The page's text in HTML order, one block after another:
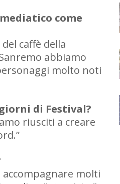
come
caffè della
abbiamo
molto noti
di Festival?
riusciti a creare
molti